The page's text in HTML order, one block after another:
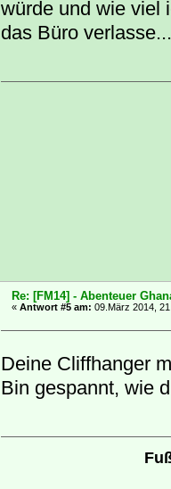
würde und wie viel
das Büro verlasse...
Re: [FM14] - Abenteuer
«Antwort #5 am: 09.März 2014,
Deine Cliffhanger
Bin gespannt, wie